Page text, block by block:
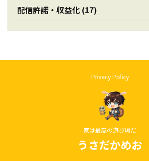
配信許諾・収益化 (17)
Privacy Policy
家は最高の遊び場だ
うさだかめお